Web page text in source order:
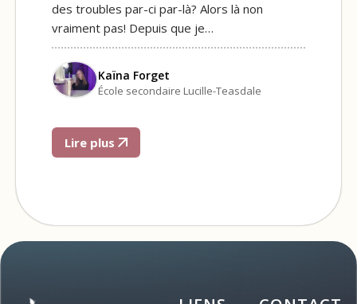
des troubles par-ci par-là? Alors là non
vraiment pas! Depuis que je…
Kaïna Forget
École secondaire Lucille-Teasdale
Lire plus